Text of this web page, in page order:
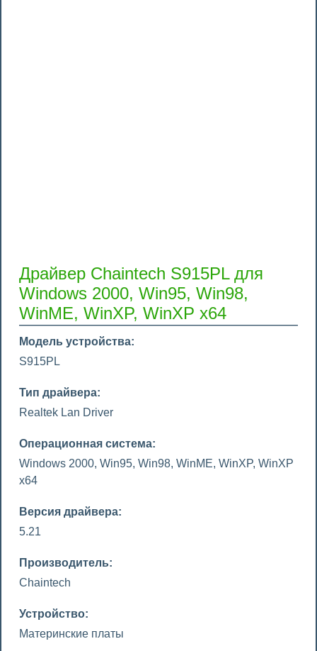
Драйвер Chaintech S915PL для
Windows 2000, Win95, Win98,
WinME, WinXP, WinXP x64
Модель устройства:
S915PL
Тип драйвера:
Realtek Lan Driver
Операционная система:
Windows 2000, Win95, Win98, WinME, WinXP, WinXP
x64
Версия драйвера:
5.21
Производитель:
Chaintech
Устройство:
Материнские платы